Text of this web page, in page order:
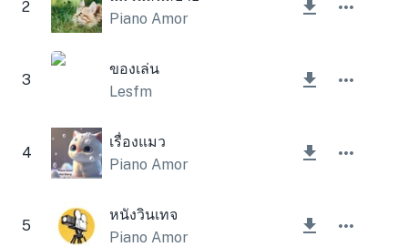
2
Piano Amor
3
ของเล่น
Lesfm
4
เรื่องแมว
Piano Amor
5
หนังวินเทจ
Piano Amor